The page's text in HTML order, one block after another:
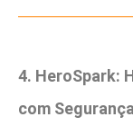
4. HeroSpark:
com